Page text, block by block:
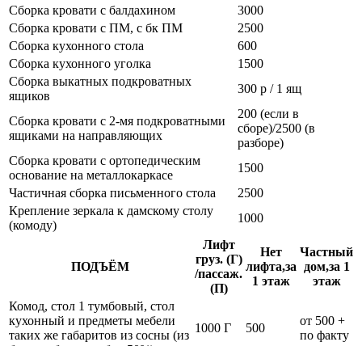
Сборка кровати с балдахином
3000
Сборка кровати с ПМ, с бк ПМ
2500
Сборка кухонного стола
600
Сборка кухонного уголка
1500
Сборка выкатных подкроватных
ящиков
300 р / 1 ящ
Сборка кровати с 2-мя подкроватными
ящиками на направляющих
200 (если в
сборе)/2500 (в
разборе)
Сборка кровати с ортопедическим
основание на металлокаркасе
1500
Частичная сборка письменного стола
2500
Крепление зеркала к дамскому столу
(комоду)
1000
ПОДЪЁМ
Лифт
груз. (Г)
/пассаж.
(П)
Нет
лифта,за
1 этаж
Частный
дом,за 1
этаж
Комод, стол 1 тумбовый, стол
кухонный и предметы мебели
таких же габаритов из сосны (из
1000 Г 500
от 500 +
по факту